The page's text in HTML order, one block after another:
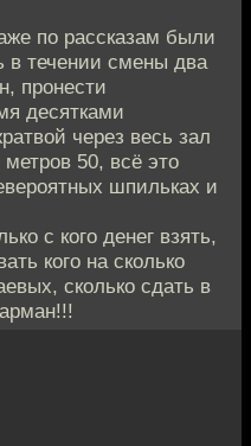
по рассказам были
в течении смены два
пронести
десятками
через весь зал
50, всё это
шпильках и
с кого денег взять,
кого на сколько
сколько сдать в